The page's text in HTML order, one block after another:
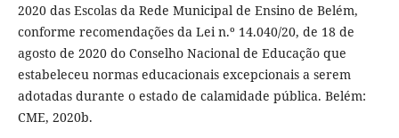
2020 das Escolas da Rede Municipal de Ensino de Belém,
conforme recomendações da Lei n.º 14.040/20, de 18 de
agosto de 2020 do Conselho Nacional de Educação que
estabeleceu normas educacionais excepcionais a serem
adotadas durante o estado de calamidade pública. Belém:
CME, 2020b.